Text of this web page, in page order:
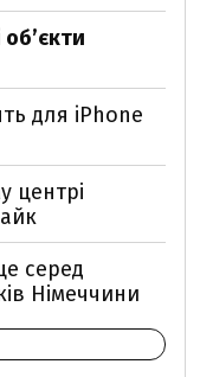
для iPhone
центрі
серед
Німеччини